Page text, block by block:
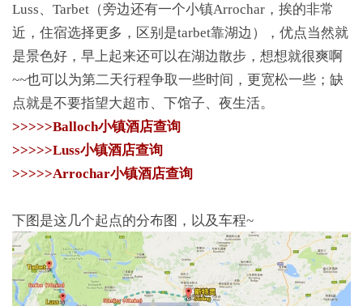
Luss、Tarbet（旁边还有一个小镇Arrochar，挨的非常
近，住宿选择更多，区别是tarbet靠湖边），优点当然就
是景色好，早上起来还可以在湖边散步，想想就很爽啊
~~也可以为第二天行程争取一些时间，更宽松一些；缺
点就是不要指望大超市、下馆子、夜生活。
>>>>>Balloch小镇酒店查询
>>>>>Luss小镇酒店查询
>>>>>Arrochar小镇酒店查询
下图是这几个起点的分布图，以及车程~